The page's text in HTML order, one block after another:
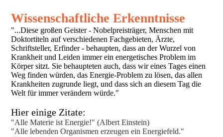
Wissenschaftliche Erkenntnisse
"...Diese großen Geister - Nobelpreisträger, Menschen mit
Doktortiteln auf verschiedenen Fachgebieten, Ärzte,
Schriftsteller, Erfinder - behaupten, dass an der Wurzel von
Krankheit und Leiden immer ein energetisches Problem im
Körper sitzt. Sie behaupteten auch, dass wir eines Tages einen
Weg finden würden, das Energie-Problem zu lösen, das allen
Krankheiten zugrunde liegt, und dass sich an diesem Tag die
Welt für immer verändern würde."
Hier einige Zitate:
"Alle Materie ist Energie!" (Albert Einstein)
"Alle lebenden Organismen erzeugen ein Energiefeld."